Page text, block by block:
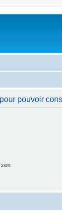
pouvoir